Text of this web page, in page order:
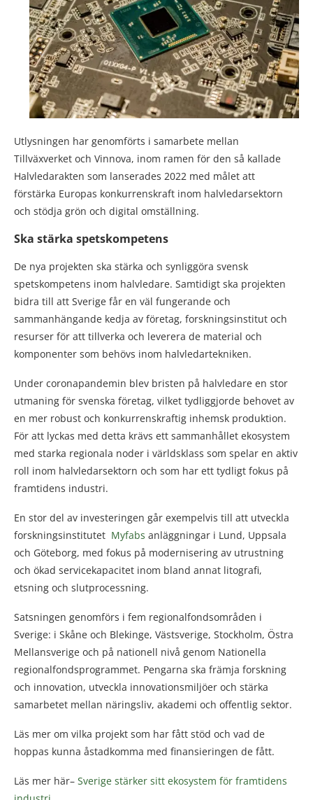
Utlysningen har genomförts i samarbete mellan
Tillväxverket och Vinnova, inom ramen för den så kallade
Halvledarakten som lanserades 2022 med målet att
förstärka Europas konkurrenskraft inom halvledarsektorn
och stödja grön och digital omställning.
Ska stärka spetskompetens
De nya projekten ska stärka och synliggöra svensk
spetskompetens inom halvledare. Samtidigt ska projekten
bidra till att Sverige får en väl fungerande och
sammanhängande kedja av företag, forskningsinstitut och
resurser för att tillverka och leverera de material och
komponenter som behövs inom halvledartekniken.
Under coronapandemin blev bristen på halvledare en stor
utmaning för svenska företag, vilket tydliggjorde behovet av
en mer robust och konkurrenskraftig inhemsk produktion.
För att lyckas med detta krävs ett sammanhållet ekosystem
med starka regionala noder i världsklass som spelar en aktiv
roll inom halvledarsektorn och som har ett tydligt fokus på
framtidens industri.
En stor del av investeringen går exempelvis till att utveckla
forskningsinstitutet Myfabs anläggningar i Lund, Uppsala
och Göteborg, med fokus på modernisering av utrustning
och ökad servicekapacitet inom bland annat litografi,
etsning och slutprocessning.
Satsningen genomförs i fem regionalfondsområden i
Sverige: i Skåne och Blekinge, Västsverige, Stockholm, Östra
Mellansverige och på nationell nivå genom Nationella
regionalfondsprogrammet. Pengarna ska främja forskning
och innovation, utveckla innovationsmiljöer och stärka
samarbetet mellan näringsliv, akademi och offentlig sektor.
Läs mer om vilka projekt som har fått stöd och vad de
hoppas kunna åstadkomma med finansieringen de fått.
Läs mer här– Sverige stärker sitt ekosystem för framtidens